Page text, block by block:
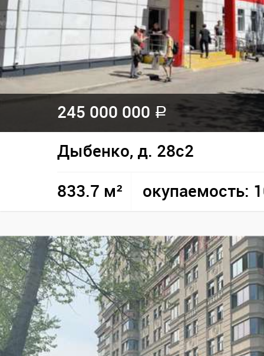
245 000 000 a
Дыбенко, д. 28с2
833.7 м² окупаемость: